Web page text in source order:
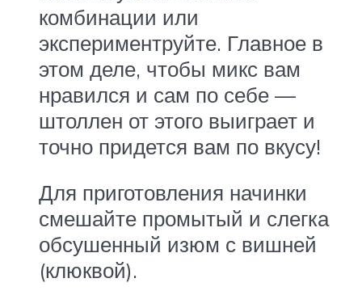
комбинации или
экспериментруйте. Главное в
этом деле, чтобы микс вам
нравился и сам по себе —
штоллен от этого выиграет и
точно придется вам по вкусу!
Для приготовления начинки
смешайте промытый и слегка
обсушенный изюм с вишней
(клюквой).